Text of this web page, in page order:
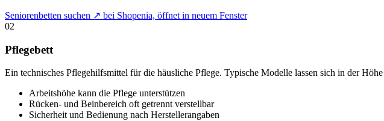
Seniorenbetten suchen ↗ bei Shopenia, öffnet in neuem Fenster
02
Pflegebett
Ein technisches Pflegehilfsmittel für die häusliche Pflege. Typische Modelle lassen sich in der
Arbeitshöhe kann die Pflege unterstützen
Rücken- und Beinbereich oft getrennt verstellbar
Sicherheit und Bedienung nach Herstellerangaben